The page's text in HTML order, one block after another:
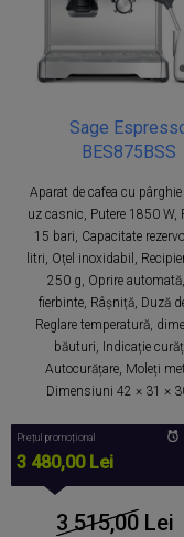
Sage
BES875BSS
Aparat de cafea cu
uz casnic, Putere 1850 W,
15 bari, Capacitate
litri, Oțel inoxidabil,
250 g, Oprire
fierbinte, Râșniță, Duză
Reglare temperatură,
băuturi, Indicație
Autocurățare, Moleți
Dimensiuni 42 × 31 ×
Prețul promoțional
3 480,00 Lei
3 515,00Lei